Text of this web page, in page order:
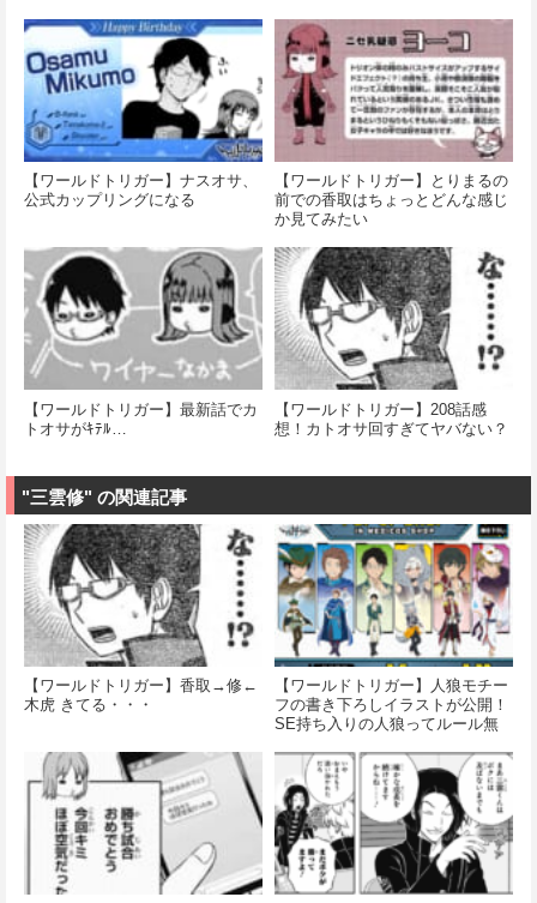
【ワールドトリガー】ナスオサ、
公式カップリングになる
【ワールドトリガー】とりまるの
前での香取はちょっとどんな感じ
か見てみたい
【ワールドトリガー】最新話でカ
トオサがｷﾃﾙ…
【ワールドトリガー】208話感
想！カトオサ回すぎてヤバない？
"三雲修" の関連記事
【ワールドトリガー】香取→修←
木虎 きてる・・・
【ワールドトリガー】人狼モチー
フの書き下ろしイラストが公開！
SE持ち入りの人狼ってルール無